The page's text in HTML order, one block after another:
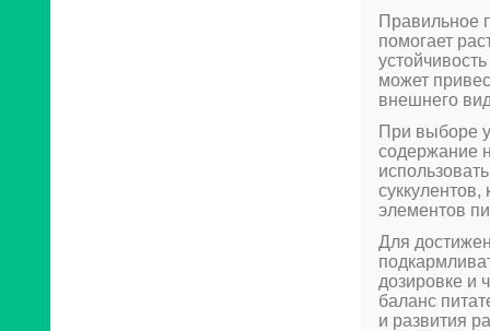
Правильное
помогает
может
внешнего
При выборе
содержание
элементов
Для
дозировке и
баланс
и развития